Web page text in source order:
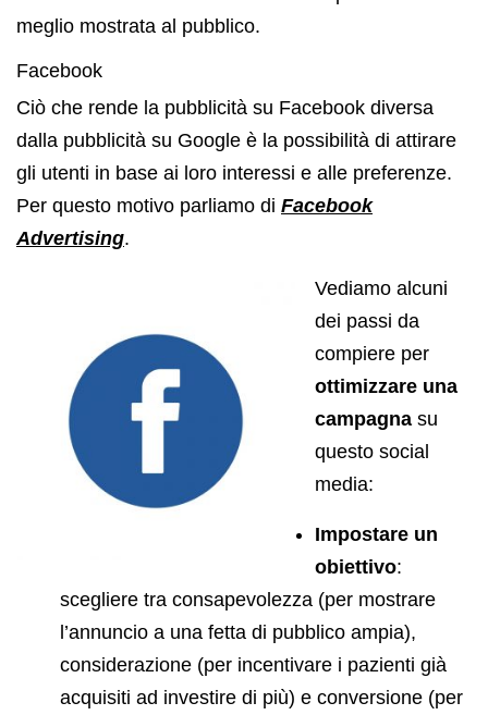
meglio mostrata al pubblico.
Facebook
Ciò che rende la pubblicità su Facebook diversa
dalla pubblicità su Google è la possibilità di attirare
gli utenti in base ai loro interessi e alle preferenze.
Per questo motivo parliamo di Facebook
Advertising.
Vediamo alcuni
dei passi da
compiere per
ottimizzare una
campagna su
questo social
media:
Impostare un
obiettivo:
scegliere tra consapevolezza (per mostrare
l’annuncio a una fetta di pubblico ampia),
considerazione (per incentivare i pazienti già
acquisiti ad investire di più) e conversione (per